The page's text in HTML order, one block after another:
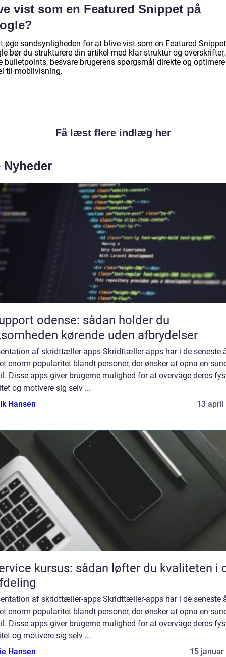
vist som en Featured Snippet på
øge sandsynligheden for at blive vist som en Featured
bør du strukturere din artikel med klar struktur og overskrifter,
bulletpoints, besvare brugerens spørgsmål direkte og
til mobilvisning.
Få læst flere indlæg her
Nyheder
odense: sådan holder du
kørende uden afbrydelser
af skridttæller-apps Skridttæller-apps har i de seneste
enorm popularitet blandt personer, der ønsker at opnå en
Disse apps giver brugerne mulighed for at overvåge deres
og motivere sig selv ...
Hansen
13 april
kursus: sådan løfter du kvaliteten i
af skridttæller-apps Skridttæller-apps har i de seneste
enorm popularitet blandt personer, der ønsker at opnå en
Disse apps giver brugerne mulighed for at overvåge deres
og motivere sig selv ...
Hansen
15 januar